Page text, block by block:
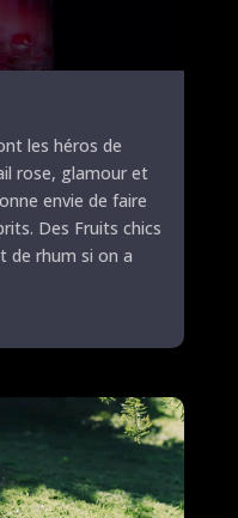
les héros de
rose, glamour et
envie de faire
Des Fruits chics
de rhum si on a